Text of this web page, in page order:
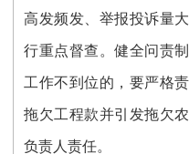
高发频发、举报投诉量
行重点督查。健全问责
工作不到位的，要严格
拖欠工程款并引发拖欠
负责人责任。